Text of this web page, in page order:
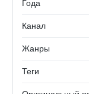
Года
Канал
Жанры
Теги